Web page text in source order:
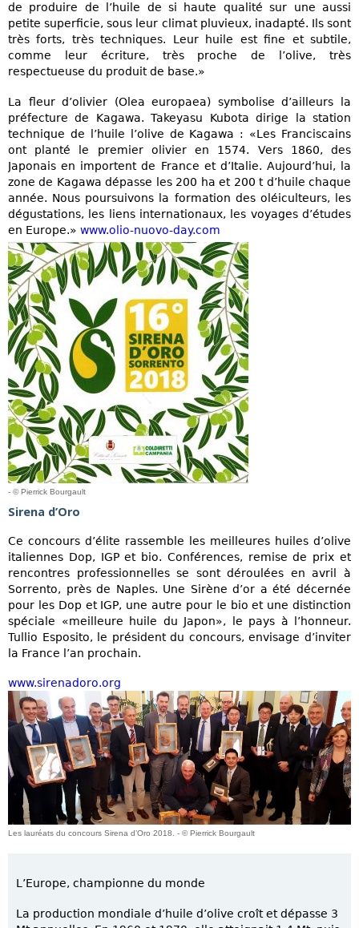
de produire de l’huile de si haute qualité sur une aussi
petite superficie, sous leur climat pluvieux, inadapté. Ils sont
très forts, très techniques. Leur huile est fine et subtile,
comme leur écriture, très proche de l’olive, très
respectueuse du produit de base.»
La fleur d’olivier (Olea europaea) symbolise d’ailleurs la
préfecture de Kagawa. Takeyasu Kubota dirige la station
technique de l’huile l’olive de Kagawa : «Les Franciscains
ont planté le premier olivier en 1574. Vers 1860, des
Japonais en importent de France et d’Italie. Aujourd’hui, la
zone de Kagawa dépasse les 200 ha et 200 t d’huile chaque
année. Nous poursuivons la formation des oléiculteurs, les
dégustations, les liens internationaux, les voyages d’études
en Europe.» www.olio-nuovo-day.com
- © Pierrick Bourgault
Sirena d’Oro
Ce concours d’élite rassemble les meilleures huiles d’olive
italiennes Dop, IGP et bio. Conférences, remise de prix et
rencontres professionnelles se sont déroulées en avril à
Sorrento, près de Naples. Une Sirène d’or a été décernée
pour les Dop et IGP, une autre pour le bio et une distinction
spéciale «meilleure huile du Japon», le pays à l’honneur.
Tullio Esposito, le président du concours, envisage d’inviter
la France l’an prochain.
www.sirenadoro.org
Les lauréats du concours Sirena d’Oro 2018. - © Pierrick Bourgault
L’Europe, championne du monde
La production mondiale d’huile d’olive croît et dépasse 3